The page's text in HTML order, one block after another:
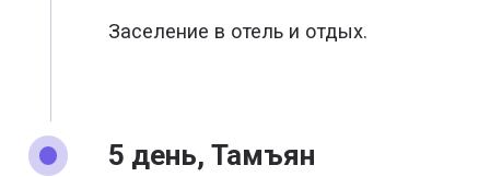
Заселение в отель и отдых.
5 день, Тамъян